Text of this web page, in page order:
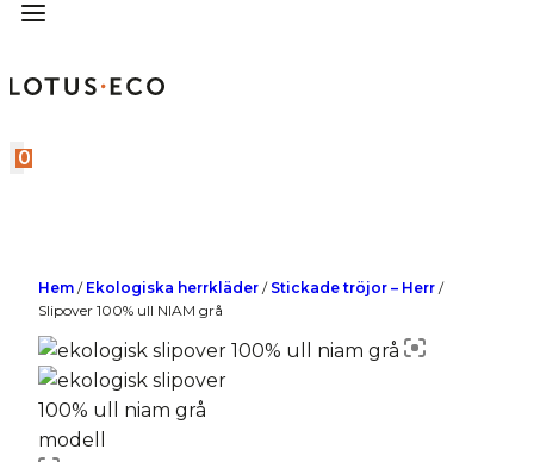
0
Hem / Ekologiska herrkläder / Stickade tröjor – Herr /
Slipover 100% ull NIAM grå